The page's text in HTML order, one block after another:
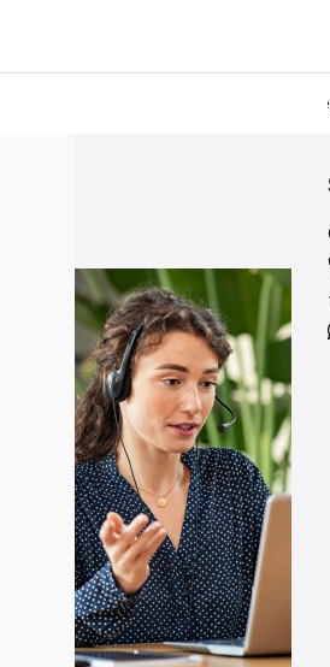
Commandé avant 17h00, expédié le